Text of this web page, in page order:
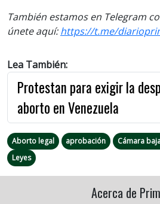
También estamos en Telegram
únete aquí:https://t.me/
Lea También:
Protestan para exigir la
aborto en Venezuela
Aborto legal aprobación Cámara
Leyes
Acerca de